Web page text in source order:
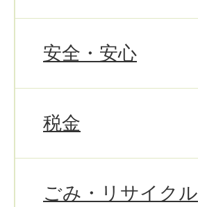
安全・安心
税金
ごみ・リサイクル